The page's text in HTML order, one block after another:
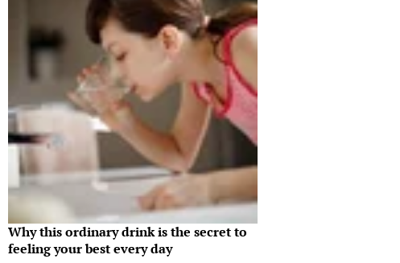
Why this ordinary drink is the secret to
feeling your best every day